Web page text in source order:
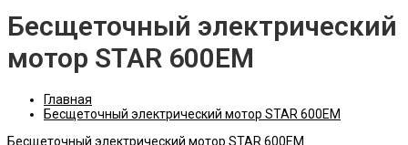
Бесщеточный электрический
мотор STAR 600EM
Главная
Бесщеточный электрический мотор STAR 600EM
Бесщеточный электрический мотор STAR 600EM